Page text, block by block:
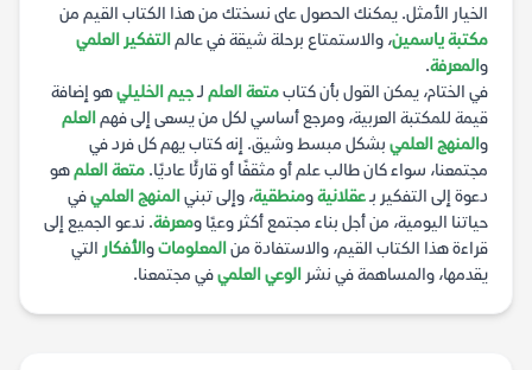
الخيار الأمثل. يمكنك الحصول على نسختك من هذا الكتاب القيم من
مكتبة ياسمين، والاستمتاع برحلة شيقة في عالمالتفكير العلمي
والمعرفة.
في الختام، يمكن القول بأن كتابمتعة العلم لـجيم الخليليهو إضافة
قيمة للمكتبة العربية، ومرجع أساسي لكل من يسعى إلى فهمالعلم
والمنهج العلمي بشكل مبسط وشيق. إنه كتاب يهم كل فرد في
مجتمعنا، سواء كان طالب علم أو مثقفًا أو قارئًا عاديًا. متعة العلمهو
دعوة إلى التفكير بـعقلانيةومنطقية، وإلى تبنيالمنهج العلميفي
حياتنا اليومية، من أجل بناء مجتمع أكثر وعيًا ومعرفة. ندعو الجميع إلى
قراءة هذا الكتاب القيم، والاستفادة منالمعلوماتوالأفكار التي
يقدمها، والمساهمة في نشر الوعي العلميفي مجتمعنا.